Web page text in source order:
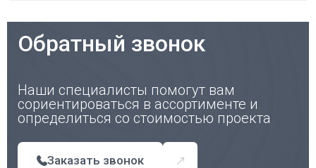
Обратный звонок
Наши специалисты помогут вам
сориентироваться в ассортименте и
определиться со стоимостью проекта
Заказать звонок